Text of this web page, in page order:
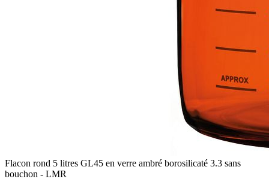
Flacon rond 5 litres GL45 en verre ambré borosilicaté 3.3 sans
bouchon - LMR